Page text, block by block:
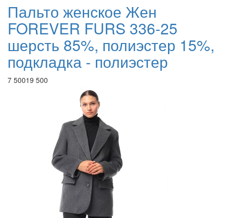
Пальто женское Жен
FOREVER FURS 336-25
шерсть 85%, полиэстер 15%,
подкладка - полиэстер
7 50019 500